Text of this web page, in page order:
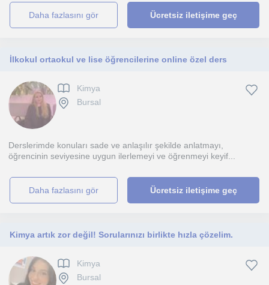
daha fazlasını gör Ücretsiz iletişime geç
İlkokul ortaokul ve lise öğrencilerine online özel ders
Kimya
Bursal
Derslerimde konuları sade ve anlaşılır şekilde anlatmayı,
öğrencinin seviyesine uygun ilerlemeyi ve öğrenmeyi keyif...
daha fazlasını gör Ücretsiz iletişime geç
Kimya artık zor değil! Sorularınızı birlikte hızla çözelim.
Kimya
Bursal